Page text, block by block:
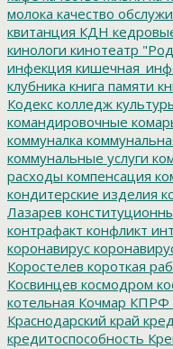
молока качество
квитанция КДН
кинологи кинотеатр
инфекция
клубника книга памяти
Кодекс колледж
командировочные
коммуналка
коммунальные услуги
расходы компенсация
кондитерские изделия
Лазарев
контрафакт конфликт
коронавирус
Коростелев короткая
Косвинцев космодром
котельная Кочмар КПРФ
Краснодарский край
кредитоспособность